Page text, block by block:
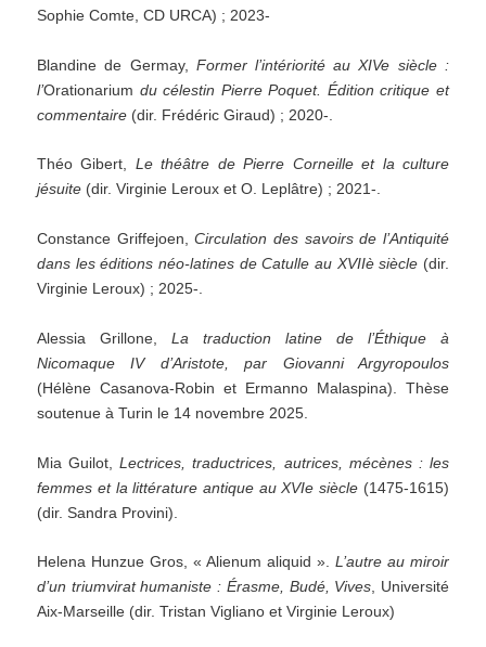
Sophie Comte, CD URCA) ; 2023-
Blandine de Germay, Former l’intériorité au XIVe siècle :
l’Orationarium du célestin Pierre Poquet. Édition critique et
commentaire (dir. Frédéric Giraud) ; 2020-.
Théo Gibert, Le théâtre de Pierre Corneille et la culture
jésuite (dir. Virginie Leroux et O. Leplâtre) ; 2021-.
Constance Griffejoen,Circulation des savoirs de l’Antiquité
dans les éditions néo-latines de Catulle au XVIIè siècle (dir.
Virginie Leroux) ; 2025-.
Alessia Grillone,La traduction latine de l’Éthique à
Nicomaque IV d’Aristote, par Giovanni Argyropoulos
(Hélène Casanova-Robin et Ermanno Malaspina). Thèse
soutenue à Turin le 14 novembre 2025.
Mia Guilot,Lectrices, traductrices, autrices, mécènes : les
femmes et la littérature antique au XVIe siècle (1475-1615)
(dir. Sandra Provini).
Helena Hunzue Gros, « Alienum aliquid ». L’autre au miroir
d’un triumvirat humaniste : Érasme, Budé, Vives, Université
Aix-Marseille (dir. Tristan Vigliano et Virginie Leroux)